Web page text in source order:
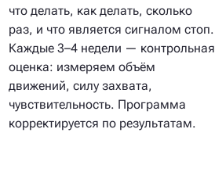
что делать, как делать, сколько
раз, и что является сигналом стоп.
Каждые 3–4 недели — контрольная
оценка: измеряем объём
движений, силу захвата,
чувствительность. Программа
корректируется по результатам.